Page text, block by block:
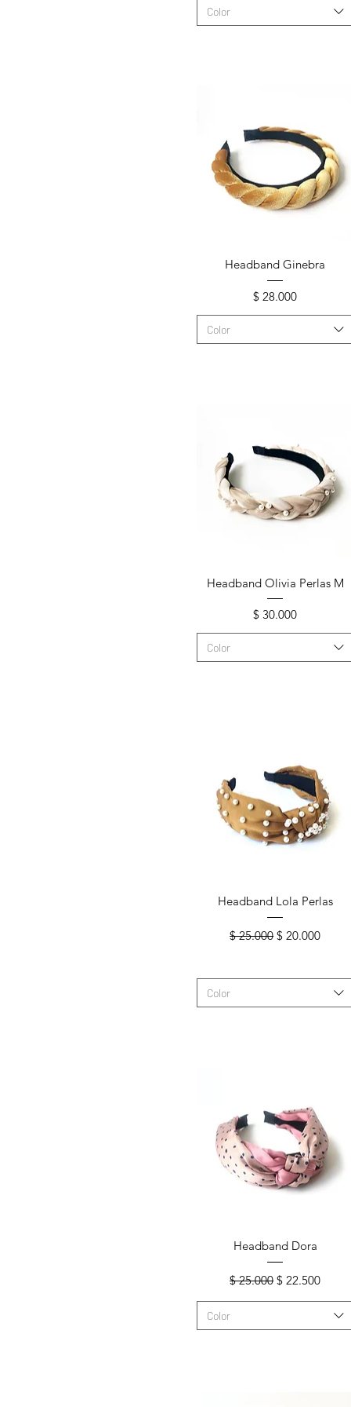
Color
Vista rápida
Headband Ginebra
Precio
$ 28.000
Color
Vista rápida
Headband Olivia Perlas M
Precio
$ 30.000
Color
Vista rápida
Headband Lola Perlas
Precio
$ 25.000 Precio de oferta
$ 20.000
Color
Vista rápida
Headband Dora
Precio
$ 25.000 Precio de oferta
$ 22.500
Color